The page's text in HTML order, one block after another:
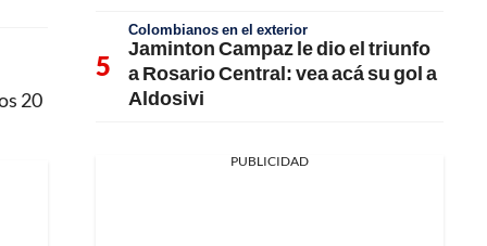
20
Colombianos en el exterior
Jaminton Campaz le dio el triunfo
a Rosario Central: vea acá su gol a
Aldosivi
PUBLICIDAD